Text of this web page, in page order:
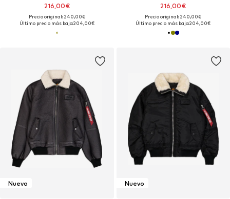
216,00€
Precio original: 240,00€
Último precio más bajo:204,00€
216,00€
Precio original: 240,00€
Último precio más bajo:204,00€
Nuevo Nuevo